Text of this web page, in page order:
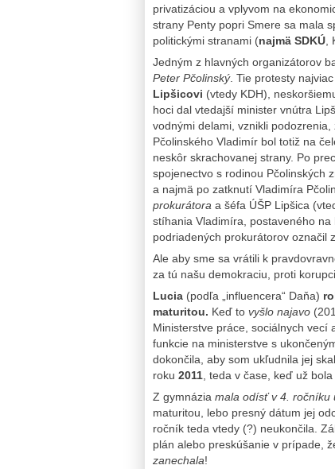
privatizáciou a vplyvom na
strany Penty popri Smere sa mala
politickými stranami (najmä SDKÚ
Jedným z hlavných organizátorov
Peter Pčolinský. Tie protesty
Lipšicovi (vtedy KDH),
hoci dal vtedajší minister vnútra
vodnými delami, vznikli
Pčolinského Vladimír bol totiž na
neskôr skrachovanej strany. Po
spojenectvo s rodinou Pčolinských
a najmä po zatknutí Vladimíra
prokurátora a šéfa ÚŠP Lipšica
stíhania Vladimíra, postaveného
podriadených prokurátorov označil
Ale aby sme sa vrátili k
za tú našu demokraciu, proti
Lucia (podľa „influencera“ Daňa)
maturitou. Keď to vyšlo najavo
Ministerstve práce, sociálnych vecí
funkcie na ministerstve s
dokončila, aby som ukľudnila jej
roku 2011, teda v čase, keď už
Z gymnázia mala odísť v 4. ročníku
maturitou, lebo presný dátum jej
ročník teda vtedy (?) neukončila.
plán alebo preskúšanie v prípade,
zanechala!